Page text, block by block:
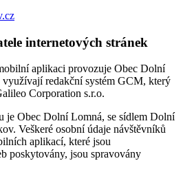
internetových stránek
aplikaci provozuje Obec Dolní
redakční systém GCM, který
Corporation s.r.o.
je Obec Dolní Lomná, se sídlem Dolní
Veškeré osobní údaje návštěvníků
aplikací, které jsou
poskytovány, jsou spravovány